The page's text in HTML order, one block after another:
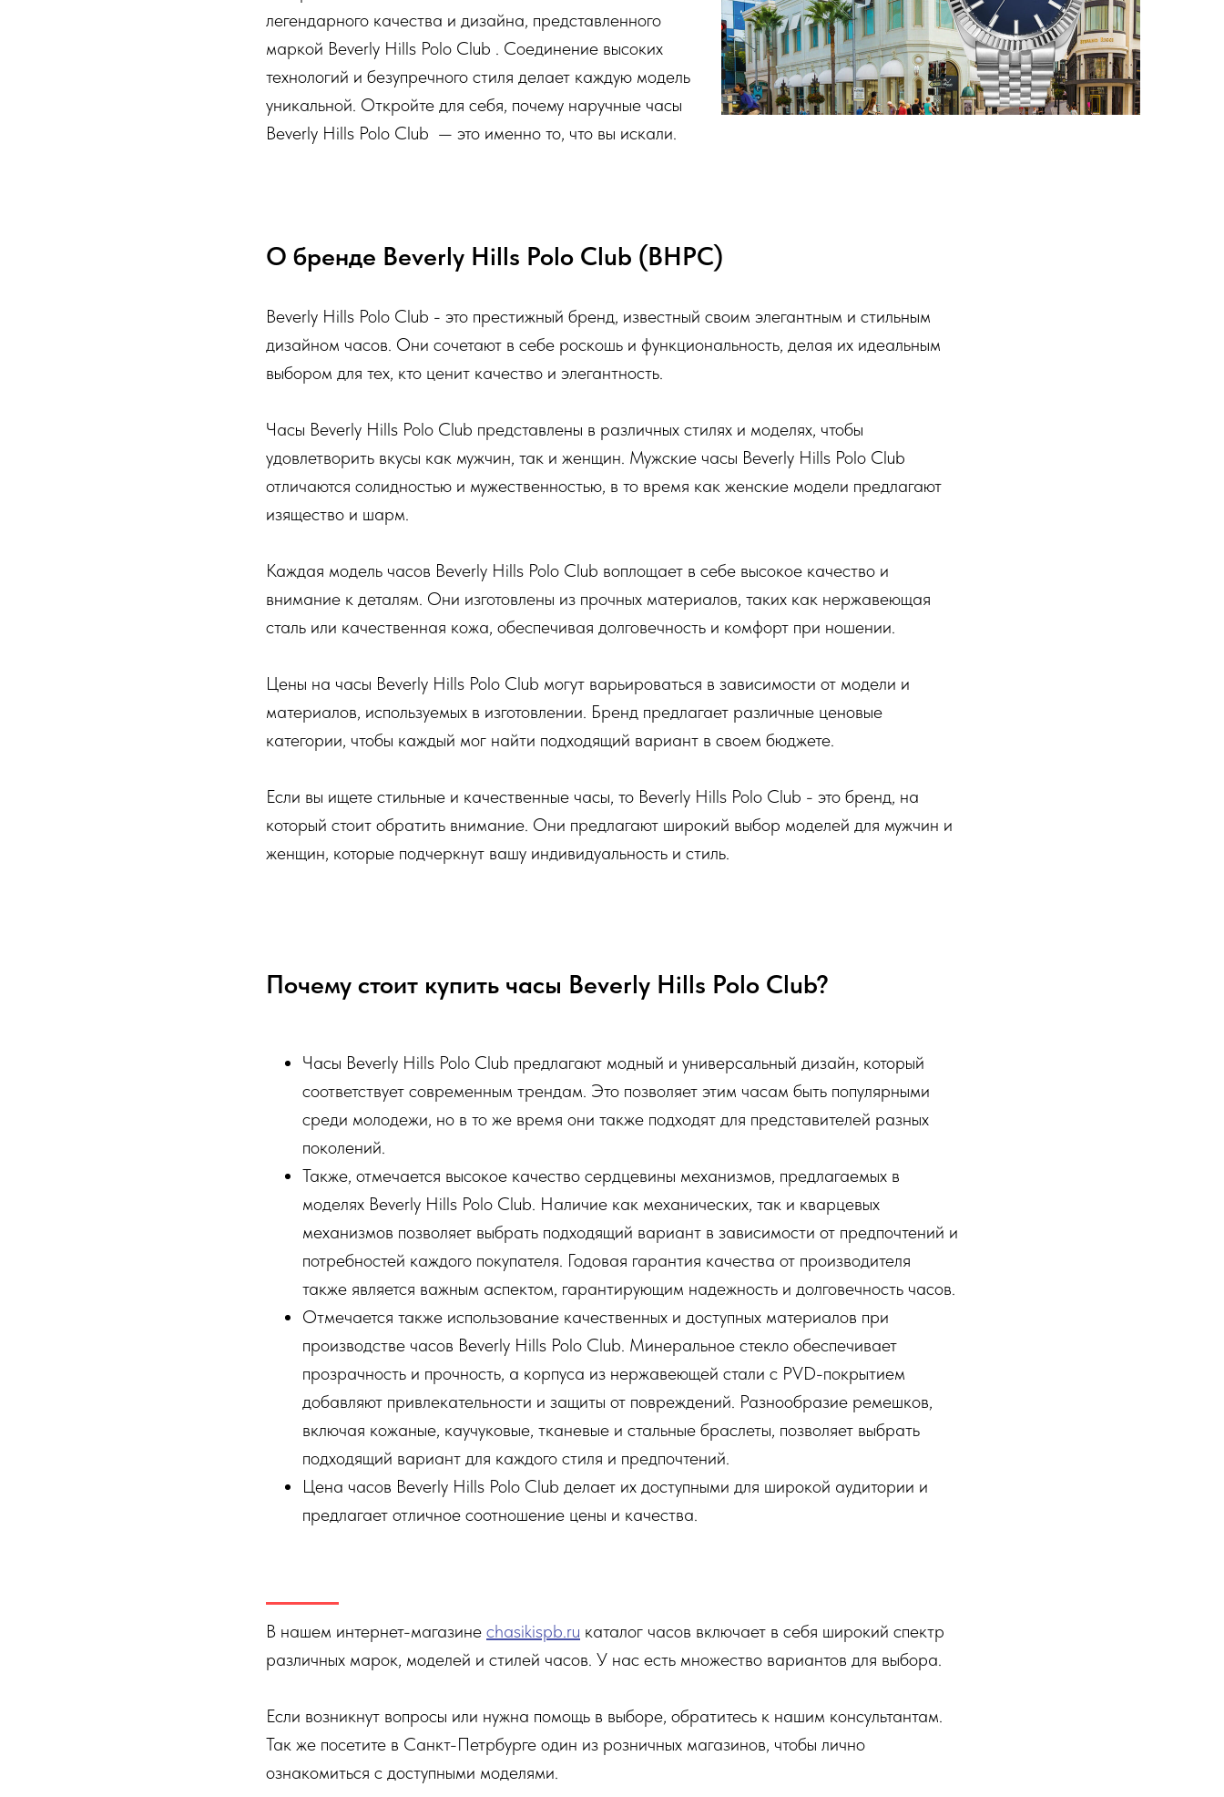
легендарного качества и дизайна, представленного
маркой Beverly Hills Polo Club . Соединение высоких
технологий и безупречного стиля делает каждую модель
уникальной. Откройте для себя, почему наручные часы
Beverly Hills Polo Club — это именно то, что вы искали.
О бренде Beverly Hills Polo Club (BHPC)
Beverly Hills Polo Club - это престижный бренд, известный своим элегантным и стильным
дизайном часов. Они сочетают в себе роскошь и функциональность, делая их идеальным
выбором для тех, кто ценит качество и элегантность.
Часы Beverly Hills Polo Club представлены в различных стилях и моделях, чтобы
удовлетворить вкусы как мужчин, так и женщин. Мужские часы Beverly Hills Polo Club
отличаются солидностью и мужественностью, в то время как женские модели предлагают
изящество и шарм.
Каждая модель часов Beverly Hills Polo Club воплощает в себе высокое качество и
внимание к деталям. Они изготовлены из прочных материалов, таких как нержавеющая
сталь или качественная кожа, обеспечивая долговечность и комфорт при ношении.
Цены на часы Beverly Hills Polo Club могут варьироваться в зависимости от модели и
материалов, используемых в изготовлении. Бренд предлагает различные ценовые
категории, чтобы каждый мог найти подходящий вариант в своем бюджете.
Если вы ищете стильные и качественные часы, то Beverly Hills Polo Club - это бренд, на
который стоит обратить внимание. Они предлагают широкий выбор моделей для мужчин и
женщин, которые подчеркнут вашу индивидуальность и стиль.
Почему стоит купить часы Beverly Hills Polo Club?
Часы Beverly Hills Polo Club предлагают модный и универсальный дизайн, который
соответствует современным трендам. Это позволяет этим часам быть популярными
среди молодежи, но в то же время они также подходят для представителей разных
поколений.
Также, отмечается высокое качество сердцевины механизмов, предлагаемых в
моделях Beverly Hills Polo Club. Наличие как механических, так и кварцевых
механизмов позволяет выбрать подходящий вариант в зависимости от предпочтений и
потребностей каждого покупателя. Годовая гарантия качества от производителя
также является важным аспектом, гарантирующим надежность и долговечность часов.
Отмечается также использование качественных и доступных материалов при
производстве часов Beverly Hills Polo Club. Минеральное стекло обеспечивает
прозрачность и прочность, а корпуса из нержавеющей стали с PVD-покрытием
добавляют привлекательности и защиты от повреждений. Разнообразие ремешков,
включая кожаные, каучуковые, тканевые и стальные браслеты, позволяет выбрать
подходящий вариант для каждого стиля и предпочтений.
Цена часов Beverly Hills Polo Club делает их доступными для широкой аудитории и
предлагает отличное соотношение цены и качества.
В нашем интернет-магазине chasikispb.ru каталог часов включает в себя широкий спектр
различных марок, моделей и стилей часов. У нас есть множество вариантов для выбора.
Если возникнут вопросы или нужна помощь в выборе, обратитесь к нашим консультантам.
Так же посетите в Санкт-Петрбурге один из розничных магазинов, чтобы лично
ознакомиться с доступными моделями.